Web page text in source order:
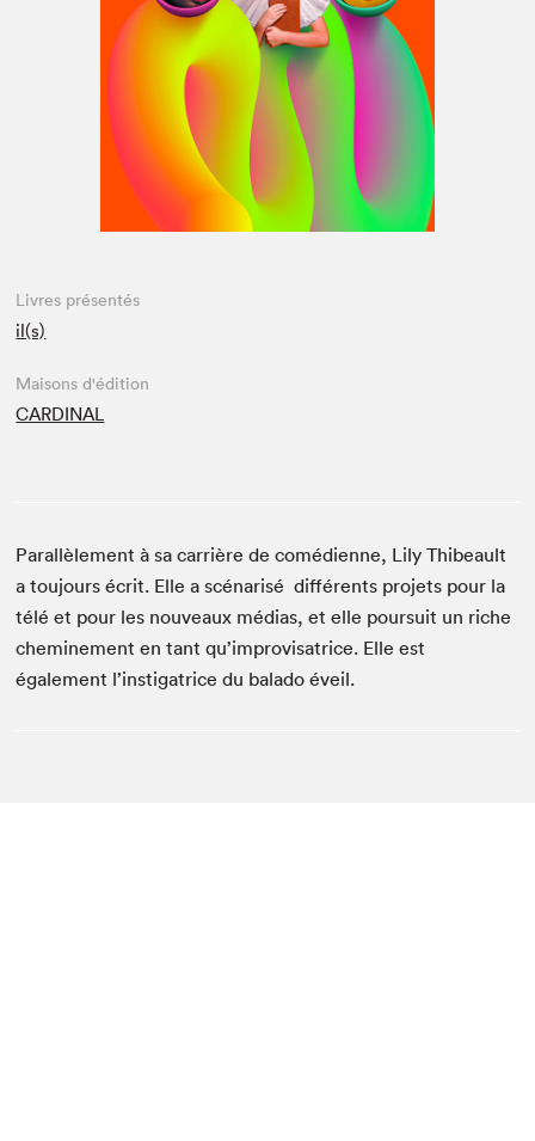
Espace médias
Livres présentés
il(s)
Maisons d'édition
CARDINAL
Parallèlement à sa carrière de comédienne, Lily Thibeault
a toujours écrit. Elle a scénarisé différents projets pour la
télé et pour les nouveaux médias, et elle poursuit un riche
cheminement en tant qu’improvisatrice. Elle est
également l’instigatrice du balado éveil.